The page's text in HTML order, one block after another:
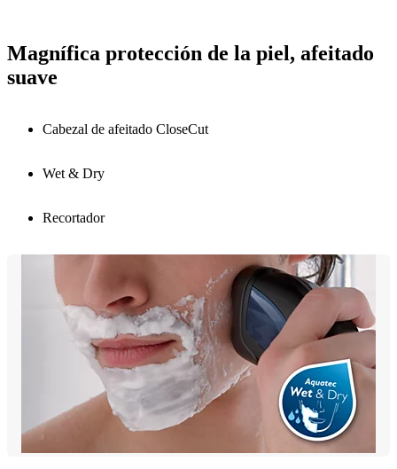
Magnífica protección de la piel, afeitado
suave
Cabezal de afeitado CloseCut
Wet & Dry
Recortador